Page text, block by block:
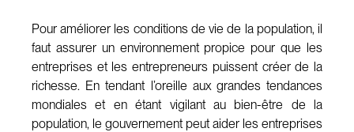
Pour améliorer les conditions de vie de la population, il
faut assurer un environnement propice pour que les
entreprises et les entrepreneurs puissent créer de la
richesse. En tendant l’oreille aux grandes tendances
mondiales et en étant vigilant au bien-être de la
population, le gouvernement peut aider les entreprises